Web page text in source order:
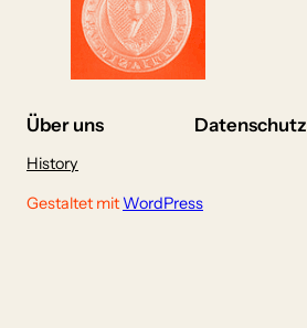
Über uns
History
Datenschutz
Gestaltet mit WordPress